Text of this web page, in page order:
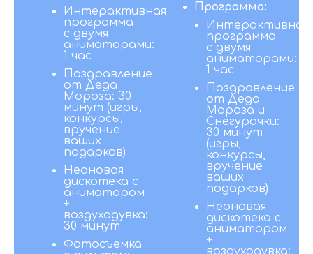
Интерактивная
программа
с двумя
аниматорами:
1 час
Поздравление
от Деда
Мороза: 30
минут (игры,
конкурсы,
вручение
ваших
подарков)
Неоновая
дискотека с
аниматором
+
воздуходувка:
30 минут
Фотосъемка
Программа:
Интерактивная
программа
с двумя
аниматорами:
1 час
Поздравление
от Деда
Мороза и
Снегурочки:
30 минут
(игры,
конкурсы,
вручение
ваших
подарков)
Неоновая
дискотека с
аниматором
+
воздуходувка: